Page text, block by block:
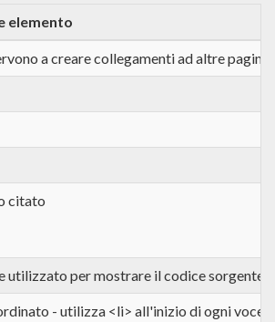
elemento
a creare collegamenti ad altre pagine.
citato
utilizzato per mostrare il codice sorgente
- utilizza <li> all'inizio di ogni voce